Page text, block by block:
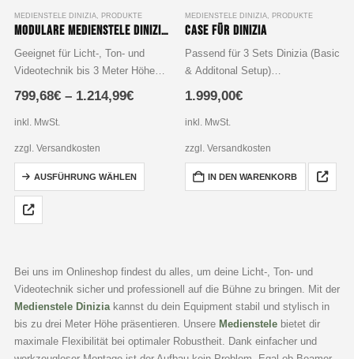
MEDIENSTELE DINIZIA, PRODUKTE
Modulare Medienstele Dinizia – Basic | Additional Setup
Geeignet für Licht-, Ton- und
Videotechnik bis 3 Meter Höhe
Gewicht, zusätzliche
Ballastplatten möglich
bis zu 300 cm, Acryllinsen als
Abstandshalter
Allround-Kopf:…
799,68€– 1.214,99€
inkl. MwSt.
zzgl. Versandkosten
AUSFÜHRUNG WÄHLEN
Dieses
Produkt
weist
mehrere
Die
Optionen
können
auf
der
MEDIENSTELE DINIZIA PRODUKTE
Case für Dinizia
Passend für 3 Sets Dinizia (Basic
& Additonal Setup)
Mit vier Lenkrollen, davon 2 mit
Bremse
mit Kunststoffbox für Kleinteile
Inlay zur Positionierung…
1.999,00€
inkl. MwSt.
zzgl. Versandkosten
IN DEN WARENKORB
Bei uns im Onlineshop findest du alles, um deine Licht-, Ton- und
Videotechnik sicher und professionell auf die Bühne zu bringen. Mit der
Medienstele Diniziakannst du dein Equipment stabil und stylisch in
bis zu drei Meter Höhe präsentieren. Unsere Medienstelebietet dir
maximale Flexibilität bei optimaler Robustheit. Dank einfacher und